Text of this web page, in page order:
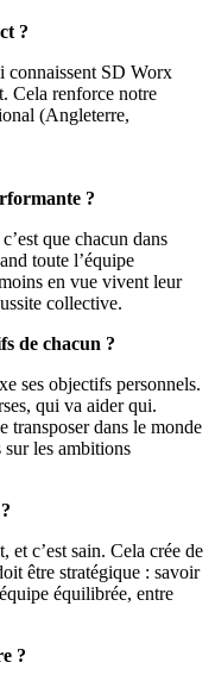
?
connaissent SD Worx
Cela renforce notre
(Angleterre,
?
que chacun dans
toute l’équipe
en vue vivent leur
collective.
de chacun ?
ses objectifs personnels.
qui va aider qui.
transposer dans le monde
les ambitions
et c’est sain. Cela crée de
être stratégique : savoir
équilibrée, entre
?